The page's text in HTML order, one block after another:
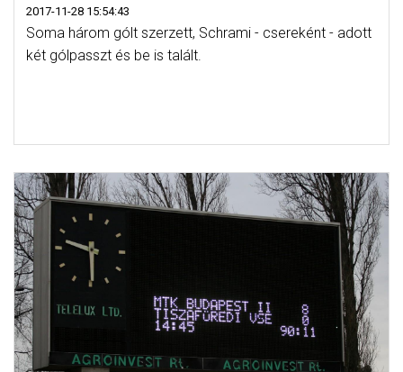
2017-11-28 15:54:43
Soma három gólt szerzett, Schrami - csereként - adott
két gólpasszt és be is talált.